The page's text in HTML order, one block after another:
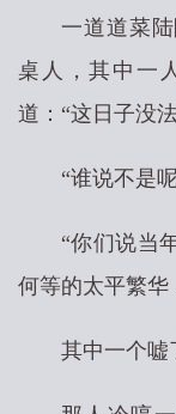
一道道菜
桌人，其中一
道：“这日子没
“谁说不是
“你们说当
何等的太平繁华
其中一个嘘